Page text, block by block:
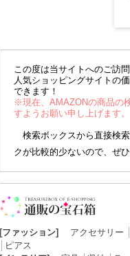
この度は当サイトへのご訪
人気ショッピングサイトの
できます！
※現在、AMAZONの商品の
すようお願い申し上げます。
検索ボックスから直接検
クが比較的少ないので、ぜ
[ファッション] アクセサリー
ピアス